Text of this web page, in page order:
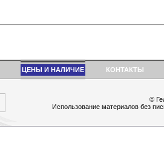
ЦЕНЫ И НАЛИЧИЕ КОНТАКТЫ
©
Использование материалов без